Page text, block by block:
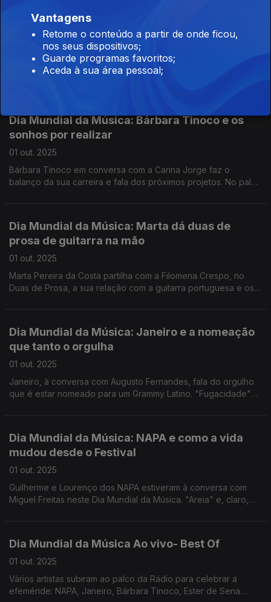
Dia Mundial da Música: Nenny do quarto para
os palcos
01 out. 2025
As influências cabo-verdianas e a forma como saltou do
quarto para os palcos foram alguns tópicos da conversa com a
Dia Mundial da Música: Bárbara Tinoco e os
sonhos por realizar
01 out. 2025
Bárbara Tinoco em conversa com a Carina Jorge faz o
balanço da sua carreira e fala dos próximos projetos. No palco
Dia Mundial da Música: Marta dá duas de
prosa de guitarra na mão
01 out. 2025
Marta Pereira da Costa partilha com a Filomena Crespo, no
Duas de Prosa, a sua relação com a guitarra portuguesa e os
Dia Mundial da Música: Janeiro e a nomeação
que tanto o orgulha
01 out. 2025
Janeiro, à conversa com Augusto Fernandes, fala do orgulho
que é estar nomeado para um Grammy Latino. "Fugacidade"
Dia Mundial da Música: NAPA e como a vida
mudou desde o Festival
01 out. 2025
Guilherme e Lourenço dos NAPA estiveram à conversa com
Miguel Freitas neste Dia Mundial da Música. "Areia" e, claro,
Dia Mundial da Música Ao vivo- Best Of
01 out. 2025
Vários artistas subiram ao palco da Rádio para celebrar a
efeméride: NAPA, Janeiro, Bárbara Tinoco, Ester de Sena
Vantagens
Retome o conteúdo a partir de onde ficou,
nos seus dispositivos;
Guarde programas favoritos;
Aceda à sua área pessoal;